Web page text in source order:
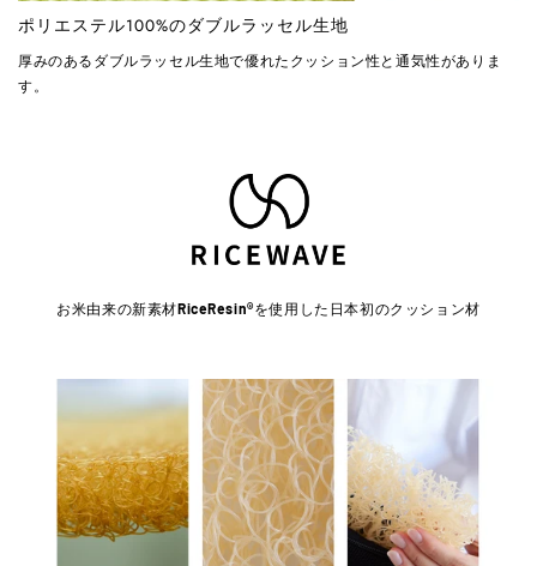
ポリエステル100%のダブルラッセル生地
厚みのあるダブルラッセル生地で優れたクッション性と通気性がありま
す。
お米由来の新素材RiceResin®を使用した日本初のクッション材